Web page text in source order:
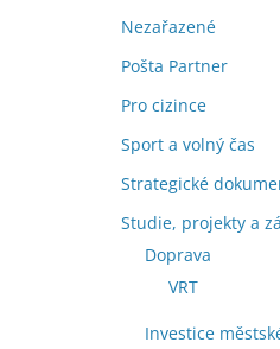
Nezařazené
Pošta Partner
Pro cizince
Sport a volný čas
Strategické
Studie, projekty a
Doprava
VRT
Investice